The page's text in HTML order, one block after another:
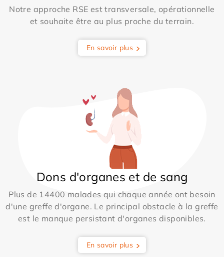
Notre approche RSE est transversale, opérationnelle
et souhaite être au plus proche du terrain.
En savoir plus
Dons d'organes et de sang
Plus de 14400 malades qui chaque année ont besoin
d'une greffe d'organe. Le principal obstacle à la greffe
est le manque persistant d'organes disponibles.
En savoir plus